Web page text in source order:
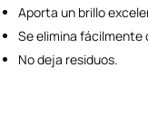
Aporta un brillo
Se elimina fácilmente
No deja residuos.